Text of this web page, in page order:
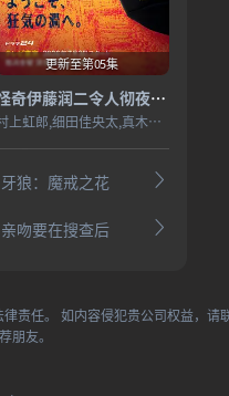
更新至第05集
怪奇伊藤润二令人彻夜难眠的奇异故事－
村上虹郎,细田佳央太,真木阳子,圆井湾,坂元爱登,石原良纯,杉田雷麟,中村里帆,樋口日奈,山崎七海,齐藤渚,斋藤润,恒松祐里
牙狼：魔戒之花
亲吻要在搜查后
责任。 如内容侵犯贵公司权益，请
朋友。